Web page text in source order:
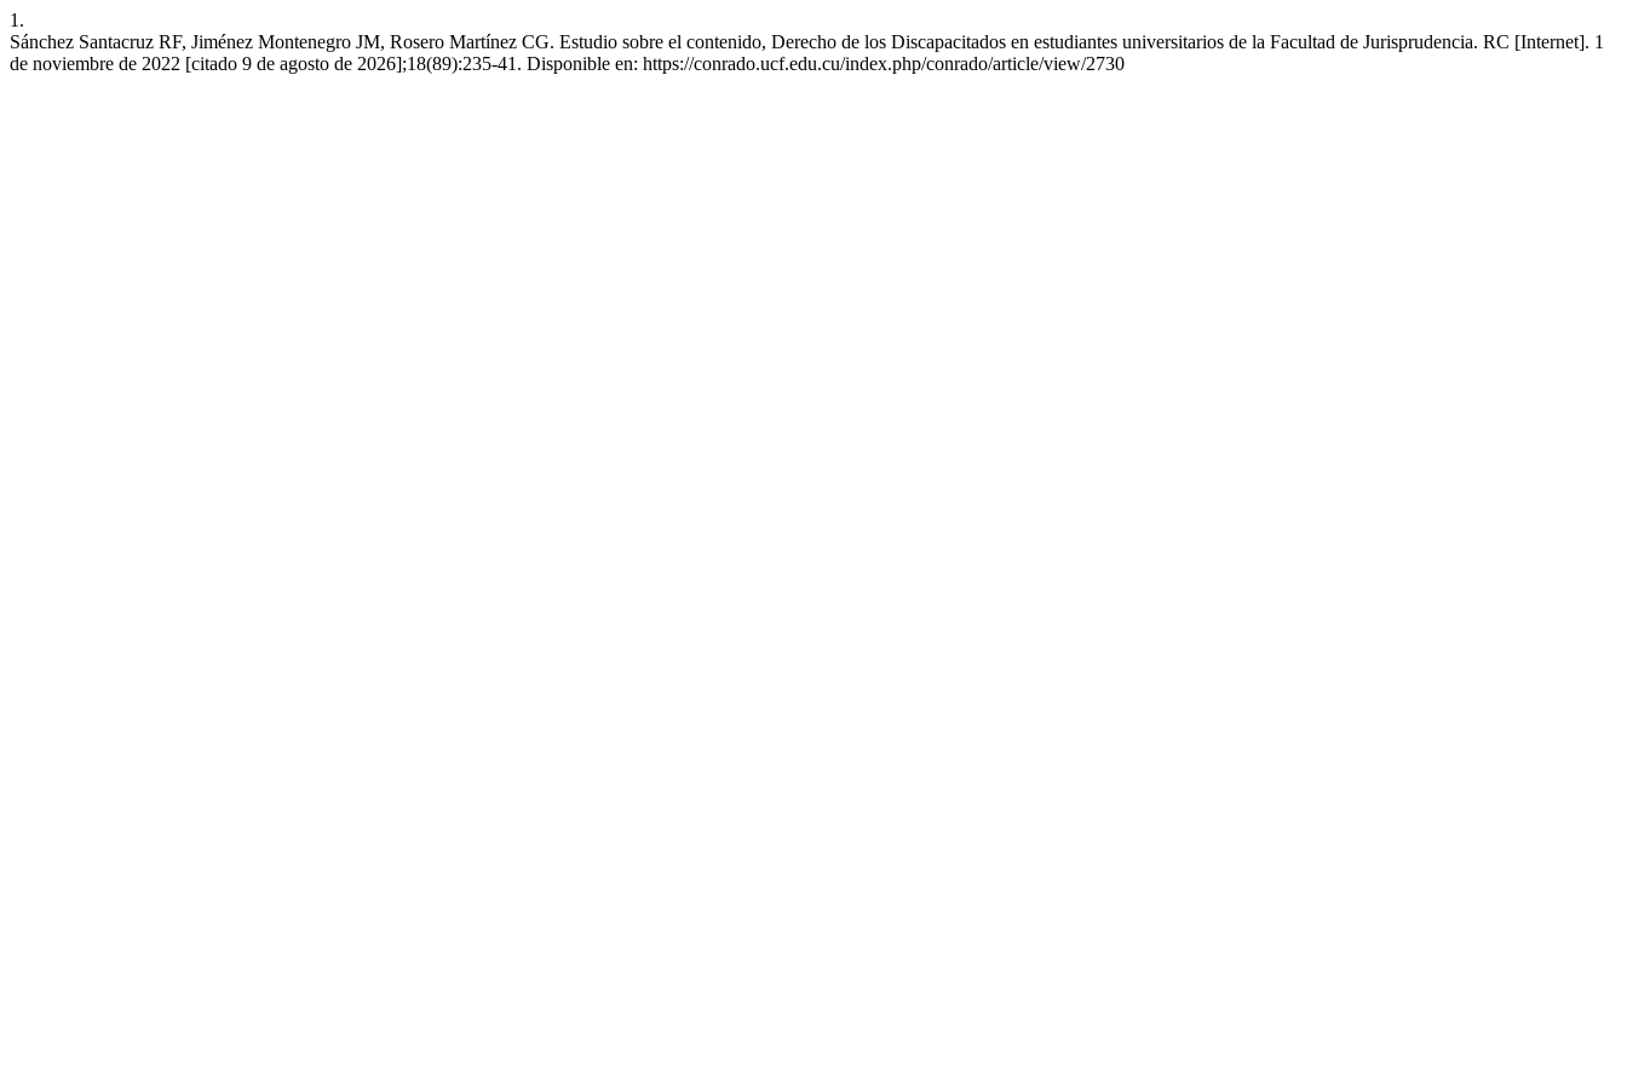
1.
Sánchez Santacruz RF, Jiménez Montenegro JM, Rosero Martínez CG. Estudio sobre el contenido, Derecho de los Discapacitados en estudiantes universitarios de la Facultad de Jurisprudencia. RC [Internet]. 1
de noviembre de 2022 [citado 9 de agosto de 2026];18(89):235-41. Disponible en: https://conrado.ucf.edu.cu/index.php/conrado/article/view/2730